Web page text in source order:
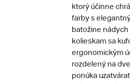
ktorý účinne
farby s
batožine
kolieskam sa
ergonomickým
rozdelený na
ponúka